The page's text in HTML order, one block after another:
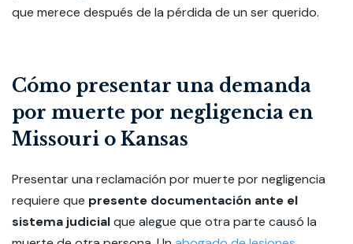
que merece después de la pérdida de un ser querido.
Cómo presentar una demanda
por muerte por negligencia en
Missouri o Kansas
Presentar una reclamación por muerte por negligencia
requiere que presente documentación ante el
sistema judicialque alegue que otra parte causó la